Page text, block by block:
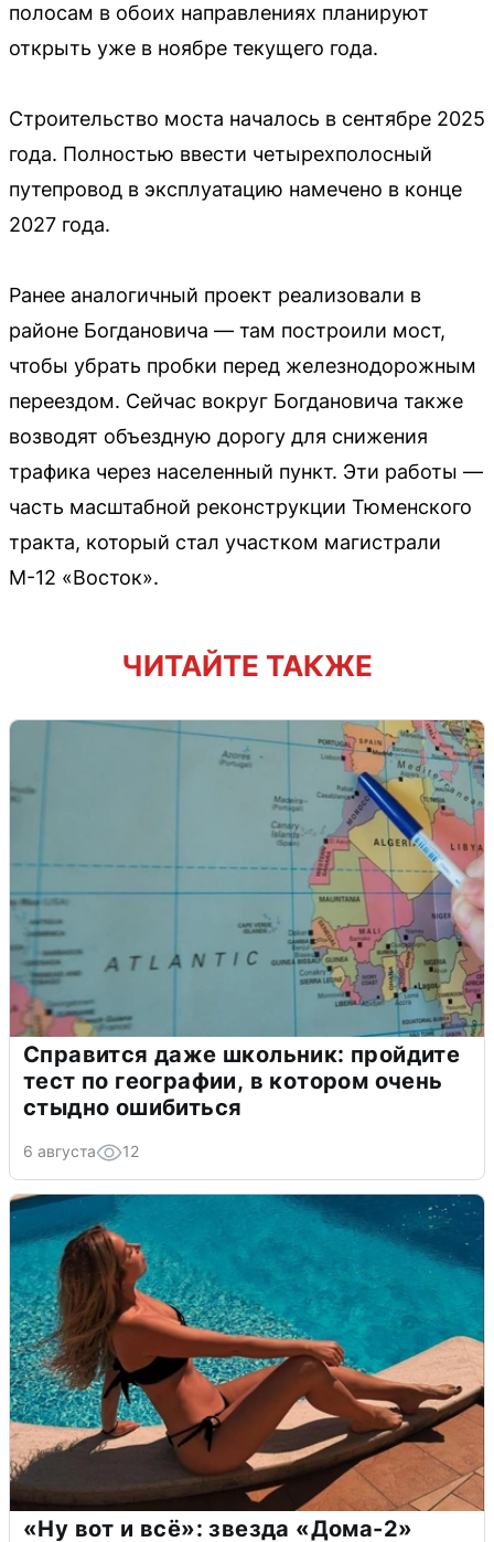
полосам в обоих направлениях планируют
открыть уже в ноябре текущего года.
Строительство моста началось в сентябре 2025
года. Полностью ввести четырехполосный
путепровод в эксплуатацию намечено в конце
2027 года.
Ранее аналогичный проект реализовали в
районе Богдановича — там построили мост,
чтобы убрать пробки перед железнодорожным
переездом. Сейчас вокруг Богдановича также
возводят объездную дорогу для снижения
трафика через населенный пункт. Эти работы —
часть масштабной реконструкции Тюменского
тракта, который стал участком магистрали
М-12 «Восток».
ЧИТАЙТЕ ТАКЖЕ
Справится даже школьник: пройдите
тест по географии, в котором очень
стыдно ошибиться
6 августа 12
«Ну вот и всё»: звезда «Дома-2»